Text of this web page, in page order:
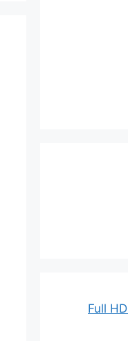
تلویزیون جی پلاس 43 اینچ Full HD